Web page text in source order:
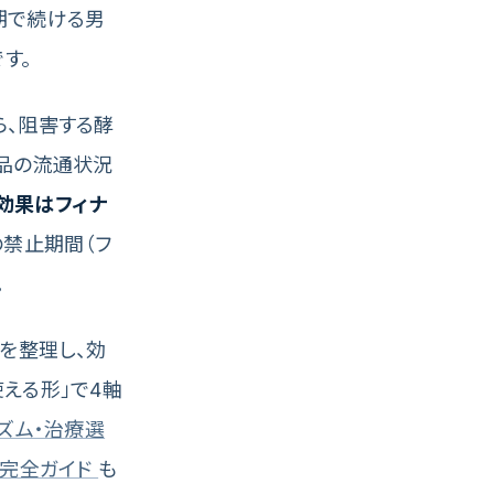
続ける男
。
阻害する酵
の流通状況
果はフィナ
止期間（フ
整理し、効
る形」で4軸
ム・治療選
全ガイド も